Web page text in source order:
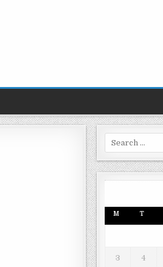
Search
for:
M T
3 4